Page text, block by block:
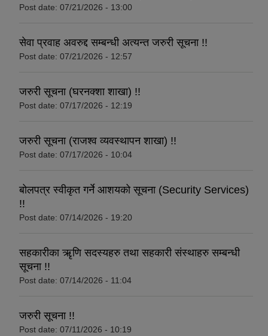
Post date: 07/21/2026 - 13:00
सेवा प्रवाह अवरुद्द सम्बन्धी अत्यन्त जरुरी सूचना !!
Post date: 07/21/2026 - 12:57
जरुरी सूचना (घरनक्शा शाखा) !!
Post date: 07/17/2026 - 12:19
जरुरी सूचना (राजश्व व्यवस्थापन शाखा) !!
Post date: 07/17/2026 - 10:04
बोलपत्र स्वीकृत गर्ने आशयको सूचना (Security Services)
!!
Post date: 07/14/2026 - 19:20
सहकारीका ऋृणि सदस्यहरु तथा सहकारी संस्थाहरु सम्बन्धी
सूचना !!
Post date: 07/14/2026 - 11:04
जरुरी सूचना !!
Post date: 07/11/2026 - 10:19